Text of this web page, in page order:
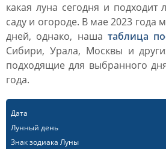
какая луна сегодня и
саду и огороде. В мае 2023 года
дней, однако, наша таблица
Сибири, Урала, Москвы и
подходящие для выбранного
года.
Дата
Лунный день
Знак зодиака Луны